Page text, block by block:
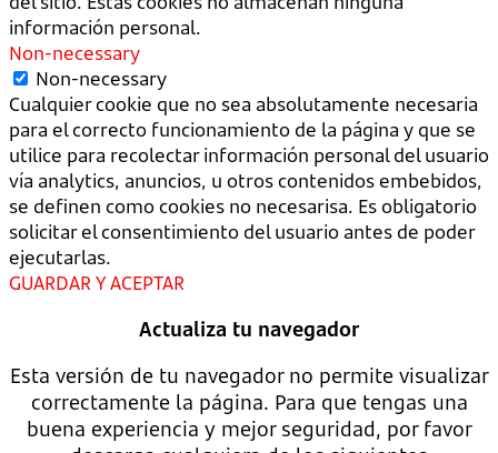
información personal.
Non-necessary
Non-necessary
Cualquier cookie que no sea absolutamente necesaria
para el correcto funcionamiento de la página y que se
utilice para recolectar información personal del usuario
vía analytics, anuncios, u otros contenidos embebidos,
se definen como cookies no necesarisa. Es obligatorio
solicitar el consentimiento del usuario antes de poder
ejecutarlas.
GUARDAR Y ACEPTAR
Actualiza tu navegador
Esta versión de tu navegador no permite visualizar
correctamente la página. Para que tengas una
buena experiencia y mejor seguridad, por favor